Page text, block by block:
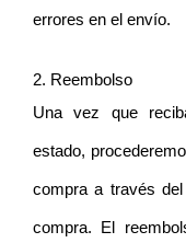
errores en el envío.
2. Reembolso
Una vez que
estado,
compra a través
compra. El